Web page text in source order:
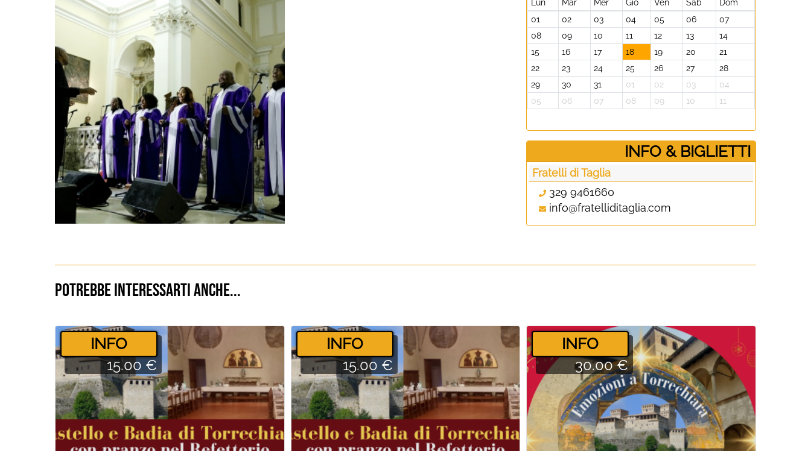
Lun Mar Mer Gio Ven Sab
Dom
01
02 03 04 05 06
07
08
09 10 11 12 13
14
15
16 17 18 19 20
21
22
23 24 25 26 27
28
29
30 31 01 02 03
04
05
06 07 08 09 10 11
­INFO & BIGLIETTI
Fratelli di Taglia
329 9461660
info@fratelliditaglia.com
Potrebbe interessarti anche...
­INFO
15.00 €
­INFO
15.00 €
­INFO
30.00 €